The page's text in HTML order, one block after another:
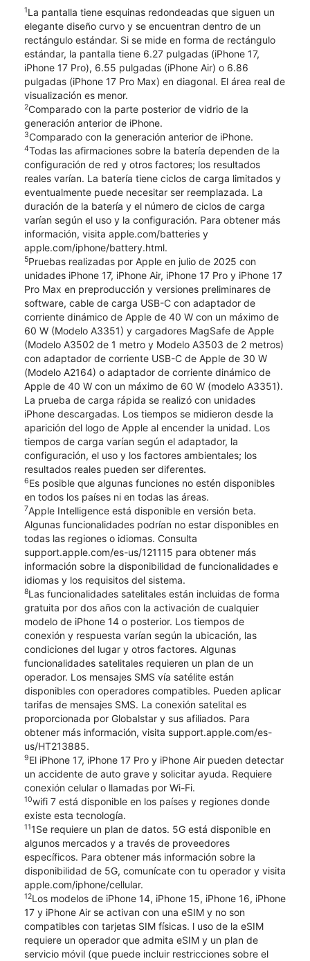
1La pantalla tiene esquinas redondeadas que siguen un
elegante diseño curvo y se encuentran dentro de un
rectángulo estándar. Si se mide en forma de rectángulo
estándar, la pantalla tiene 6.27 pulgadas (iPhone 17,
iPhone 17 Pro), 6.55 pulgadas (iPhone Air) o 6.86
pulgadas (iPhone 17 Pro Max) en diagonal. El área real de
visualización es menor.
2Comparado con la parte posterior de vidrio de la
generación anterior de iPhone.
3Comparado con la generación anterior de iPhone.
4Todas las afirmaciones sobre la batería dependen de la
configuración de red y otros factores; los resultados
reales varían. La batería tiene ciclos de carga limitados y
eventualmente puede necesitar ser reemplazada. La
duración de la batería y el número de ciclos de carga
varían según el uso y la configuración. Para obtener más
información, visita apple.com/batteries y
apple.com/iphone/battery.html.
5Pruebas realizadas por Apple en julio de 2025 con
unidades iPhone 17, iPhone Air, iPhone 17 Pro y iPhone 17
Pro Max en preproducción y versiones preliminares de
software, cable de carga USB-C con adaptador de
corriente dinámico de Apple de 40 W con un máximo de
60 W (Modelo A3351) y cargadores MagSafe de Apple
(Modelo A3502 de 1 metro y Modelo A3503 de 2 metros)
con adaptador de corriente USB-C de Apple de 30 W
(Modelo A2164) o adaptador de corriente dinámico de
Apple de 40 W con un máximo de 60 W (modelo A3351).
La prueba de carga rápida se realizó con unidades
iPhone descargadas. Los tiempos se midieron desde la
aparición del logo de Apple al encender la unidad. Los
tiempos de carga varían según el adaptador, la
configuración, el uso y los factores ambientales; los
resultados reales pueden ser diferentes.
6Es posible que algunas funciones no estén disponibles
en todos los países ni en todas las áreas.
7Apple Intelligence está disponible en versión beta.
Algunas funcionalidades podrían no estar disponibles en
todas las regiones o idiomas. Consulta
support.apple.com/es-us/121115 para obtener más
información sobre la disponibilidad de funcionalidades e
idiomas y los requisitos del sistema.
8Las funcionalidades satelitales están incluidas de forma
gratuita por dos años con la activación de cualquier
modelo de iPhone 14 o posterior. Los tiempos de
conexión y respuesta varían según la ubicación, las
condiciones del lugar y otros factores. Algunas
funcionalidades satelitales requieren un plan de un
operador. Los mensajes SMS vía satélite están
disponibles con operadores compatibles. Pueden aplicar
tarifas de mensajes SMS. La conexión satelital es
proporcionada por Globalstar y sus afiliados. Para
obtener más información, visita support.apple.com/es-
us/HT213885.
9El iPhone 17, iPhone 17 Pro y iPhone Air pueden detectar
un accidente de auto grave y solicitar ayuda. Requiere
conexión celular o llamadas por Wi-Fi.
10wifi 7 está disponible en los países y regiones donde
existe esta tecnología.
111Se requiere un plan de datos. 5G está disponible en
algunos mercados y a través de proveedores
específicos. Para obtener más información sobre la
disponibilidad de 5G, comunícate con tu operador y visita
apple.com/iphone/cellular.
12Los modelos de iPhone 14, iPhone 15, iPhone 16, iPhone
17 y iPhone Air se activan con una eSIM y no son
compatibles con tarjetas SIM físicas. l uso de la eSIM
requiere un operador que admita eSIM y un plan de
servicio móvil (que puede incluir restricciones sobre el